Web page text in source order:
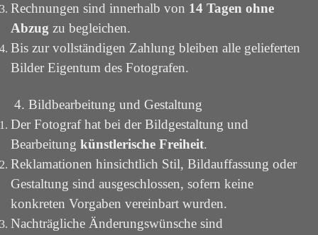
Rechnungen sind innerhalb von 14 Tagen ohne
Abzug zu begleichen.
Bis zur vollständigen Zahlung bleiben alle gelieferten
Bilder Eigentum des Fotografen.
4. Bildbearbeitung und Gestaltung
Der Fotograf hat bei der Bildgestaltung und
Bearbeitung künstlerische Freiheit.
Reklamationen hinsichtlich Stil, Bildauffassung oder
Gestaltung sind ausgeschlossen, sofern keine
konkreten Vorgaben vereinbart wurden.
Nachträgliche Änderungswünsche sind